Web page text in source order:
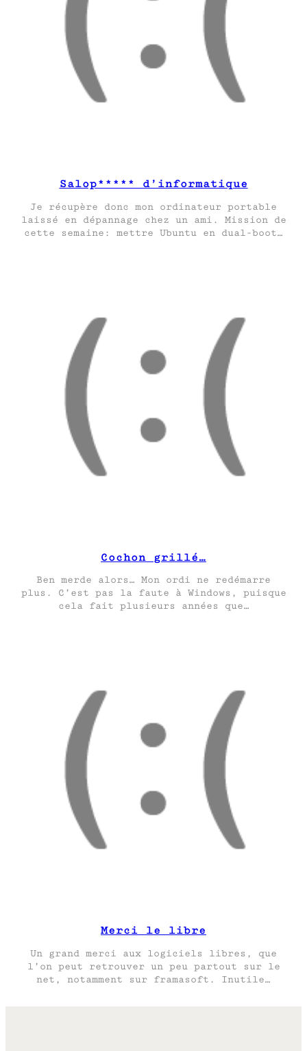
Salop***** d’informatique
Je récupère donc mon ordinateur portable
laissé en dépannage chez un ami. Mission de
cette semaine: mettre Ubuntu en dual-boot…
Cochon grillé…
Ben merde alors… Mon ordi ne redémarre
plus. C’est pas la faute à Windows, puisque
cela fait plusieurs années que…
Merci le libre
Un grand merci aux logiciels libres, que
l’on peut retrouver un peu partout sur le
net, notamment sur framasoft. Inutile…